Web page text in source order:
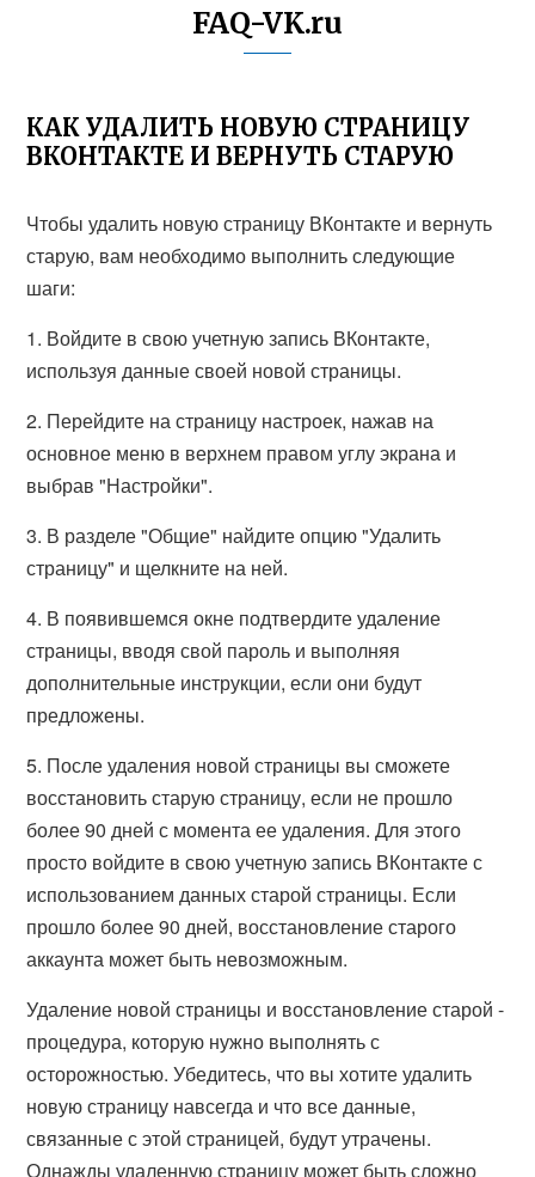
FAQ-VK.ru
КАК УДАЛИТЬ НОВУЮ СТРАНИЦУ
ВКОНТАКТЕ И ВЕРНУТЬ СТАРУЮ
Чтобы удалить новую страницу ВКонтакте и вернуть
старую, вам необходимо выполнить следующие
шаги:
1. Войдите в свою учетную запись ВКонтакте,
используя данные своей новой страницы.
2. Перейдите на страницу настроек, нажав на
основное меню в верхнем правом углу экрана и
выбрав "Настройки".
3. В разделе "Общие" найдите опцию "Удалить
страницу" и щелкните на ней.
4. В появившемся окне подтвердите удаление
страницы, вводя свой пароль и выполняя
дополнительные инструкции, если они будут
предложены.
5. После удаления новой страницы вы сможете
восстановить старую страницу, если не прошло
более 90 дней с момента ее удаления. Для этого
просто войдите в свою учетную запись ВКонтакте с
использованием данных старой страницы. Если
прошло более 90 дней, восстановление старого
аккаунта может быть невозможным.
Удаление новой страницы и восстановление старой -
процедура, которую нужно выполнять с
осторожностью. Убедитесь, что вы хотите удалить
новую страницу навсегда и что все данные,
связанные с этой страницей, будут утрачены.
Однажды удаленную страницу может быть сложно